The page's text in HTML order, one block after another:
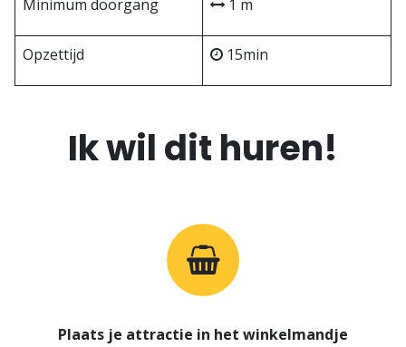
Minimum doorgang 1 m
Opzettijd 15min
Ik wil dit huren!
Plaats je attractie in het winkelmandje